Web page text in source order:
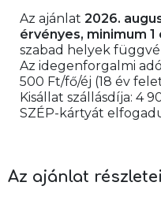
Az ajánlat 2026.
érvényes, minimum
szabad helyek
Az idegenforgalmi
500 Ft/fő/éj (18 év
Kisállat szállásdíja: 4
SZÉP-kártyát
Az ajánlat részletei